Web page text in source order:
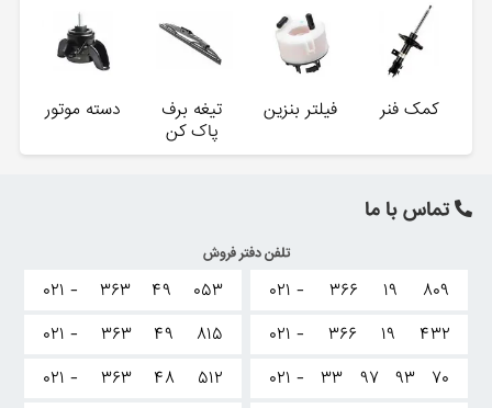
کمک فنر فیلتر بنزین
تیغه برف
پاک کن
دسته موتور
تماس با ما
تلفن دفتر فروش
۰۲۱ - ۳۶۶ ۱۹
۸۰۹
۰۲۱ -
۳۶۶ ۱۹
۴۳۲
۰۲۱ -
۳۳ ۹۷ ۹۳
۷۰
۰۲۱ - ۳۶۳ ۴۹
۰۵۳
۰۲۱ -
۳۶۳ ۴۹
۸۱۵
۰۲۱ -
۳۶۳ ۴۸
۵۱۲